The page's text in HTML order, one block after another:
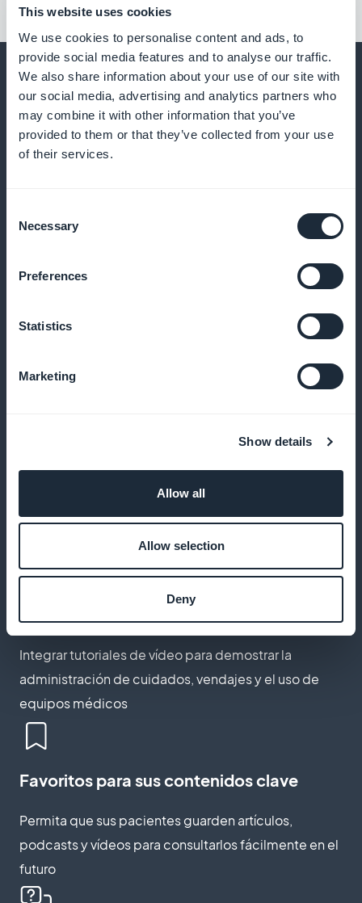
This website uses cookies
We use cookies to personalise content and ads, to
provide social media features and to analyse our traffic.
We also share information about your use of our site with
our social media, advertising and analytics partners who
may combine it with other information that you’ve
provided to them or that they’ve collected from your use
of their services.
Selection
Necessary
Preferences
Statistics
Marketing
Show details
Allow all
Allow selection
Deny
Y mucho, mucho más
Artículos sobre buenas prácticas
Publicar artículos detallados que expliquen
heridas en casa
Podcasts sobre educación terapéutica
Ofrezca episodios de audio para guiar a sus
pacientes a través de los pasos necesarios para
cuidar y gestionar su tratamiento
Integrar tutoriales de vídeo para demostrar la
administración de cuidados, vendajes y el uso de
equipos médicos
Favoritos para sus contenidos clave
Permita que sus pacientes guarden artículos,
podcasts y vídeos para consultarlos fácilmente en el
futuro